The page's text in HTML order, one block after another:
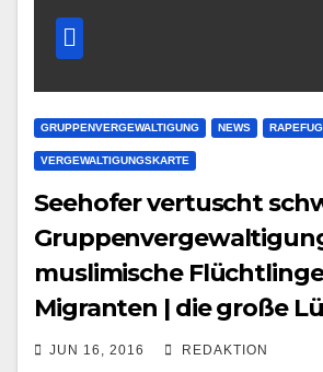
GRUPPENVERGEWALTIGUNG NEWS
VERGEWALTIGUNGSKARTE
Seehofer vertuscht
muslimische
Migranten | die große
JUN 16, 2016 REDAKTION